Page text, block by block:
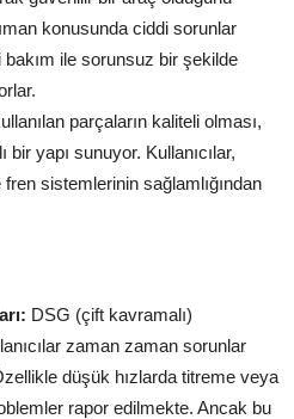
konusunda ciddi sorunlar
bakım ile sorunsuz bir şekilde
parçaların kaliteli olması,
bir yapı sunuyor. Kullanıcılar,
sistemlerinin sağlamlığından
DSG (çift kavramalı)
zaman zaman sorunlar
düşük hızlarda titreme veya
rapor edilmekte. Ancak bu